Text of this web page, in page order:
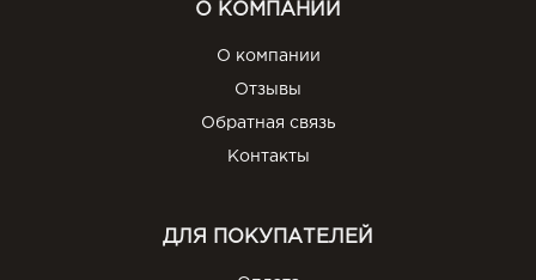
О КОМПАНИИ
О компании
Отзывы
Обратная связь
Контакты
ДЛЯ ПОКУПАТЕЛЕЙ